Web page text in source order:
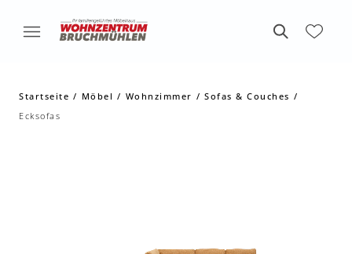
Startseite Möbel Wohnzimmer
Sofas & Couches
Ecksofas